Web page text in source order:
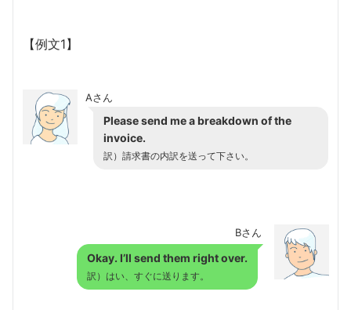
【例文1】
Aさん
Please send me a breakdown of the
invoice.
訳）請求書の内訳を送って下さい。
Bさん
Okay. I’ll send them right over.
訳）はい、すぐに送ります。